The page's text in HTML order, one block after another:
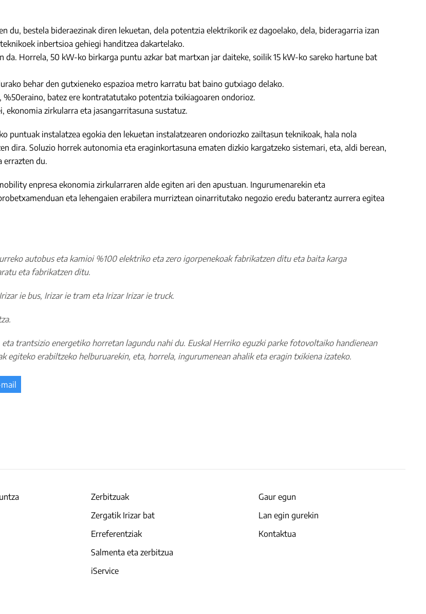
du, bestela bideraezinak diren lekuetan, dela potentzia elektrikorik ez dagoelako, dela, bideragarria izan
inbertsioa gehiegi handitzea dakartelako.
Horrela, 50 kW-ko birkarga puntu azkar bat martxan jar daiteke, soilik 15 kW-ko sareko hartune bat
behar den gutxieneko espazioa metro karratu bat baino gutxiago delako.
batez ere kontratatutako potentzia txikiagoaren ondorioz.
zirkularra eta jasangarritasuna sustatuz.
instalatzea egokia den lekuetan instalatzearen ondoriozko zailtasun teknikoak, hala nola
dira. Soluzio horrek autonomia eta eraginkortasuna ematen dizkio kargatzeko sistemari, eta, aldi berean,
errazten du.
enpresa ekonomia zirkularraren alde egiten ari den apustuan. Ingurumenarekin eta
eta lehengaien erabilera murriztean oinarritutako negozio eredu baterantz aurrera egitea
autobus eta kamioi %100 elektriko eta zero igorpenekoak fabrikatzen ditu eta baita karga
eta fabrikatzen ditu.
ie bus, Irizar ie tram eta Irizar Irizar ie truck.
trantsizio energetiko horretan lagundu nahi du. Euskal Herriko eguzki parke fotovoltaiko handienean
erabiltzeko helburuarekin, eta, horrela, ingurumenean ahalik eta eragin txikiena izateko.
Zerbitzuak
Zergatik Irizar bat
Erreferentziak
Salmenta eta zerbitzua
iService
Gaur egun
Lan egin gurekin
Kontaktua